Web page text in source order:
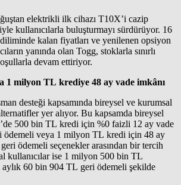
elektrikli ilk cihazı T10X’i cazip
kullanıcılarla buluşturmayı sürdürüyor. 16
kalan fiyatları ve yenilenen opsiyon
yanında olan Togg, stoklarla sınırlı
devam ettiriyor.
1 milyon TL krediye 48 ay vade imkânı
desteği kapsamında bireysel ve kurumsal
yer alıyor. Bu kapsamda bireysel
500 bin TL kredi için %0 faizli 12 ay vade
ödemeli veya 1 milyon TL kredi için 48 ay
ödemeli seçenekler arasından bir tercih
kullanıcılar ise 1 milyon 500 bin TL
60 bin 904 TL geri ödemeli şekilde